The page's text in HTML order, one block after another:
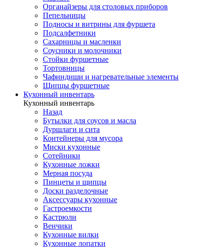
Органайзеры для столовых приборов
Пепельницы
Подносы и витрины для фуршета
Подсалфетники
Сахарницы и масленки
Соусники и молочники
Стойки фуршетные
Тортовницы
Чафиндиши и нагревательные элементы
Щипцы фуршетные
Кухонный инвентарь
Кухонный инвентарь
Назад
Бутылки для соусов и масла
Дуршлаги и сита
Контейнеры для мусора
Миски кухонные
Сотейники
Кухонные ложки
Мерная посуда
Пинцеты и щипцы
Доски разделочные
Аксессуары кухонные
Гастроемкости
Кастрюли
Венчики
Кухонные вилки
Кухонные лопатки